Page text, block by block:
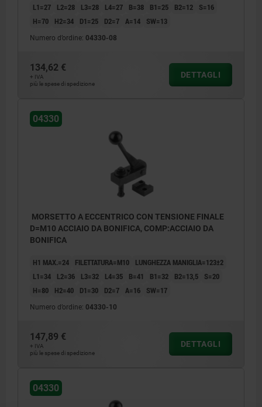
L1=27
L2=28 L3=28 L4=27 B=38 B1=25 B2=12
S=16
H=70
H2=34 D1=25 D2=7 A=14 SW=13
Numero d’ordine: 04330-08
134,62 €
+ IVA
più le spese di spedizione
DETTAGLI
04330
MORSETTO A ECCENTRICO CON TENSIONE FINALE
D=M10 ACCIAIO DA BONIFICA, COMP:ACCIAIO DA
BONIFICA
H1 MAX.=24 FILETTATURA=M10
LUNGHEZZA MANIGLIA=123±2
L1=34
L2=36 L3=32 L4=35 B=41 B1=32 B2=13,5
S=20
H=80
H2=40 D1=30 D2=7 A=16 SW=17
Numero d’ordine: 04330-10
147,89 €
+ IVA
più le spese di spedizione
DETTAGLI
04330